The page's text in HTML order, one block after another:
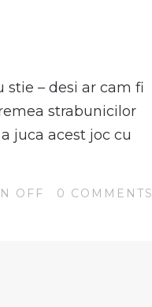
stie – desi ar cam fi
strabunicilor
juca acest joc cu
OFF 0 COMMENTS